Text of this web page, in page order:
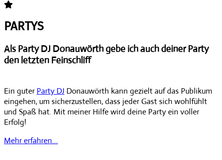
PARTYS
Als Party DJ Donauwörth gebe ich auch deiner Party
den letzten Feinschliff
Ein guter Party DJ Donauwörth kann gezielt auf das Publikum
eingehen, um sicherzustellen, dass jeder Gast sich wohlfühlt
und Spaß hat. Mit meiner Hilfe wird deine Party ein voller
Erfolg!
Mehr erfahren...